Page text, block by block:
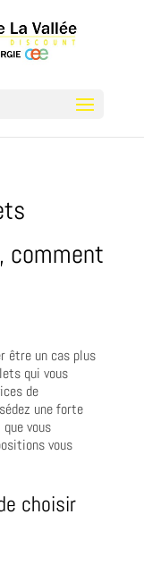
comment
être un cas plus
qui vous
de
une forte
vous
vous
choisir